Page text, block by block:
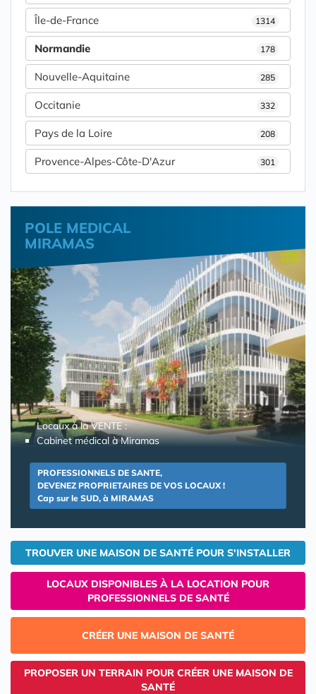
Île-de-France 1314
Normandie 178
Nouvelle-Aquitaine 285
Occitanie 332
Pays de la Loire 208
Provence-Alpes-Côte-D'Azur 301
POLE MEDICAL
MIRAMAS
Locaux à la VENTE :
Cabinet médical à Miramas
PROFESSIONNELS DE SANTE,
DEVENEZ PROPRIETAIRES DE VOS LOCAUX !
Cap sur le SUD, à MIRAMAS
TROUVER UNE MAISON DE SANTÉ POUR S'INSTALLER
LOCAUX DISPONIBLES À LA LOCATION POUR
PROFESSIONNELS DE SANTÉ
CRÉER UNE MAISON DE SANTÉ
PROPOSER UN TERRAIN POUR CRÉER UNE MAISON DE
SANTÉ